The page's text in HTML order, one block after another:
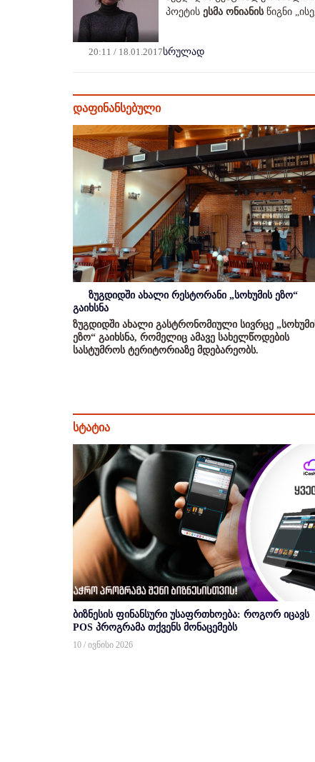
პოეტის ესმა ონიანისწიგნი
20:11 / 18.01.2017სრულად
დაფინანსებული
ზუგდიდში ახალი რესტორანი „სოხუმის ეზო“
გაიხსნა
ზუგდიდში ახალი გასტრონომიული სივრცე
ეზო“ გაიხსნა, რომელიც ამავე სახელწოდების
სასტუმროს ტერიტორიაზე მდებარეობს.
სტატია
ბიზნესის ფინანსური უსაფრთხოება: როგორ იცავს
POS პროგრამა თქვენს მონაცემებს
10 / ივნისი 2026